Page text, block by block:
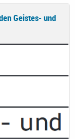
Geistes- und